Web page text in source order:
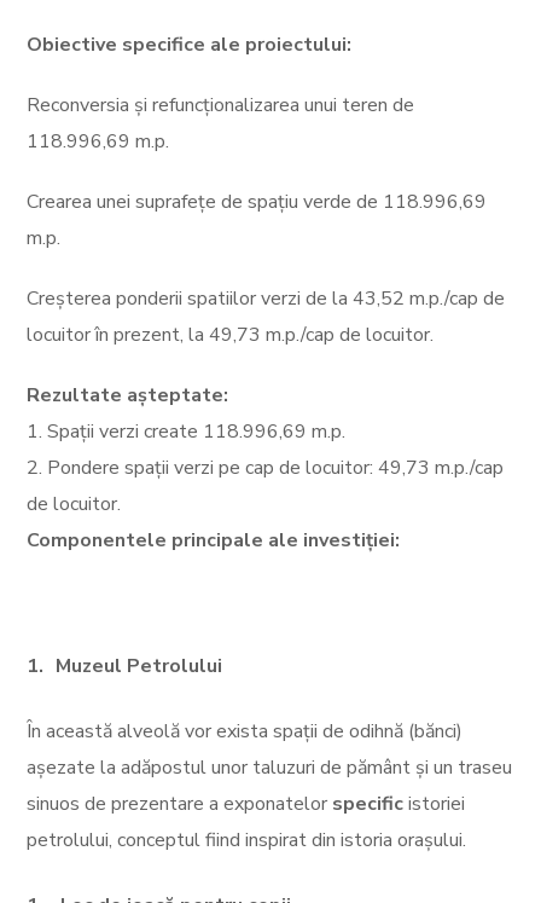
Obiective specifice ale proiectului:
Reconversia și refuncționalizarea unui teren de
118.996,69 m.p.
Crearea unei suprafețe de spațiu verde de 118.996,69
m.p.
Creșterea ponderii spatiilor verzi de la 43,52 m.p./cap de
locuitor în prezent, la 49,73 m.p./cap de locuitor.
Rezultate așteptate:
1. Spații verzi create 118.996,69 m.p.
2. Pondere spații verzi pe cap de locuitor: 49,73 m.p./cap
de locuitor.
Componentele principale ale investiției:
Muzeul Petrolului
În această alveolă vor exista spații de odihnă (bănci)
așezate la adăpostul unor taluzuri de pământ și un traseu
sinuos de prezentare a exponatelor specificistoriei
petrolului, conceptul fiind inspirat din istoria orașului.